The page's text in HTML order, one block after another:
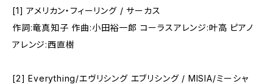
[1] アメリカン・フィーリング / サーカス
作詞:竜真知子 作曲:小田裕一郎 コーラスアレンジ:叶高 ピアノ
アレンジ:西直樹
[2] Everything/エヴリシング エブリシング / MISIA/ミーシャ